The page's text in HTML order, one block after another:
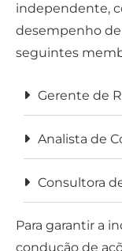
independente,
desempenho
seguintes
Gerente de
Analista de
Consultora
Para garantir a
condução de